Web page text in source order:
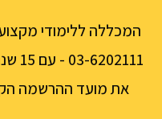
המכללה ללימודי
03-
את מועד ההרשמה